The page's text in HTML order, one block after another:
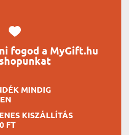
fogod a MyGift.hu
MINDIG
KISZÁLLÍTÁS
FT